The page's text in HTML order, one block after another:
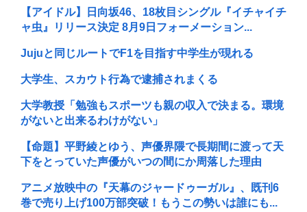
【アイドル】日向坂46、18枚目シングル『イチャイチ
ャ虫』リリース決定 8月9日フォーメーション...
Jujuと同じルートでF1を目指す中学生が現れる
大学生、スカウト行為で逮捕されまくる
大学教授「勉強もスポーツも親の収入で決まる。環境
がないと出来るわけがない」
【命題】平野綾とゆう、声優界隈で長期間に渡って天
下をとっていた声優がいつの間にか周落した理由
アニメ放映中の『天幕のジャードゥーガル』、既刊6
巻で売り上げ100万部突破！もうこの勢いは誰にも...